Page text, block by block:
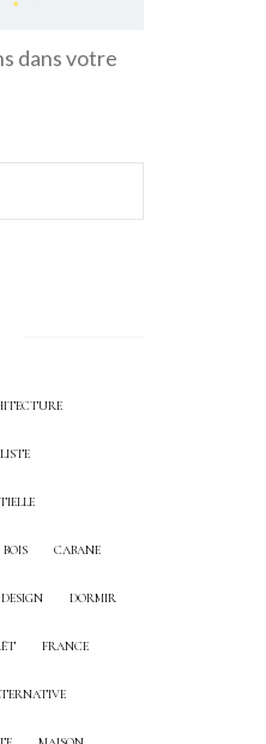
dans votre
BOIS CABANE
DESIGN DORMIR
FRANCE